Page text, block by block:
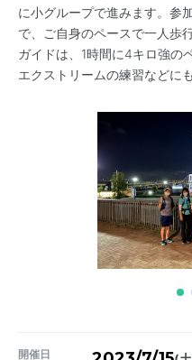
に小グループで進みます。参
で、ご自身のペースで一人歩
ガイドは、1時間に4キロ強の
エクストリームの練習などに
開催日